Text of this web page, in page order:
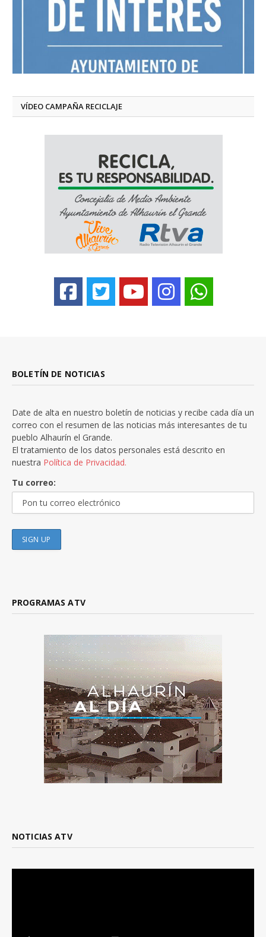
VÍDEO CAMPAÑA RECICLAJE
BOLETÍN DE NOTICIAS
Date de alta en nuestro boletín de noticias y recibe cada día un
correo con el resumen de las noticias más interesantes de tu
pueblo Alhaurín el Grande.
El tratamiento de los datos personales está descrito en
nuestra Política de Privacidad.
Tu correo:
PROGRAMAS ATV
NOTICIAS ATV